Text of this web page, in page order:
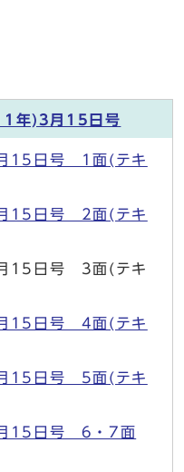
年)3月15日号
15日号 1面(テキ
15日号 2面(テキ
15日号 3面(テキ
15日号 4面(テキ
15日号 5面(テキ
15日号 6・7面